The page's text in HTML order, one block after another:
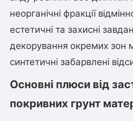
неорганічні фракції
естетичні та захисні
декорування окремих зон
синтетичні забарвлені
Основні плюси від
покривних грунт